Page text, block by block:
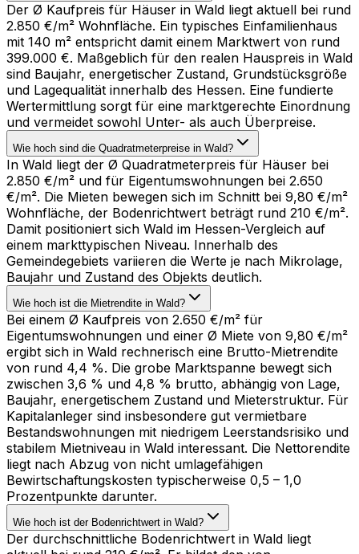
Der Ø Kaufpreis für Häuser in Wald liegt aktuell bei rund
2.850 €/m² Wohnfläche. Ein typisches Einfamilienhaus
mit 140 m² entspricht damit einem Marktwert von rund
399.000 €. Maßgeblich für den realen Hauspreis in Wald
sind Baujahr, energetischer Zustand, Grundstücksgröße
und Lagequalität innerhalb des Hessen. Eine fundierte
Wertermittlung sorgt für eine marktgerechte Einordnung
und vermeidet sowohl Unter- als auch Überpreise.
Wie hoch sind die Quadratmeterpreise in Wald?
In Wald liegt der Ø Quadratmeterpreis für Häuser bei
2.850 €/m² und für Eigentumswohnungen bei 2.650
€/m². Die Mieten bewegen sich im Schnitt bei 9,80 €/m²
Wohnfläche, der Bodenrichtwert beträgt rund 210 €/m².
Damit positioniert sich Wald im Hessen-Vergleich auf
einem markttypischen Niveau. Innerhalb des
Gemeindegebiets variieren die Werte je nach Mikrolage,
Baujahr und Zustand des Objekts deutlich.
Wie hoch ist die Mietrendite in Wald?
Bei einem Ø Kaufpreis von 2.650 €/m² für
Eigentumswohnungen und einer Ø Miete von 9,80 €/m²
ergibt sich in Wald rechnerisch eine Brutto-Mietrendite
von rund 4,4 %. Die grobe Marktspanne bewegt sich
zwischen 3,6 % und 4,8 % brutto, abhängig von Lage,
Baujahr, energetischem Zustand und Mieterstruktur. Für
Kapitalanleger sind insbesondere gut vermietbare
Bestandswohnungen mit niedrigem Leerstandsrisiko und
stabilem Mietniveau in Wald interessant. Die Nettorendite
liegt nach Abzug von nicht umlagefähigen
Bewirtschaftungskosten typischerweise 0,5 – 1,0
Prozentpunkte darunter.
Wie hoch ist der Bodenrichtwert in Wald?
Der durchschnittliche Bodenrichtwert in Wald liegt